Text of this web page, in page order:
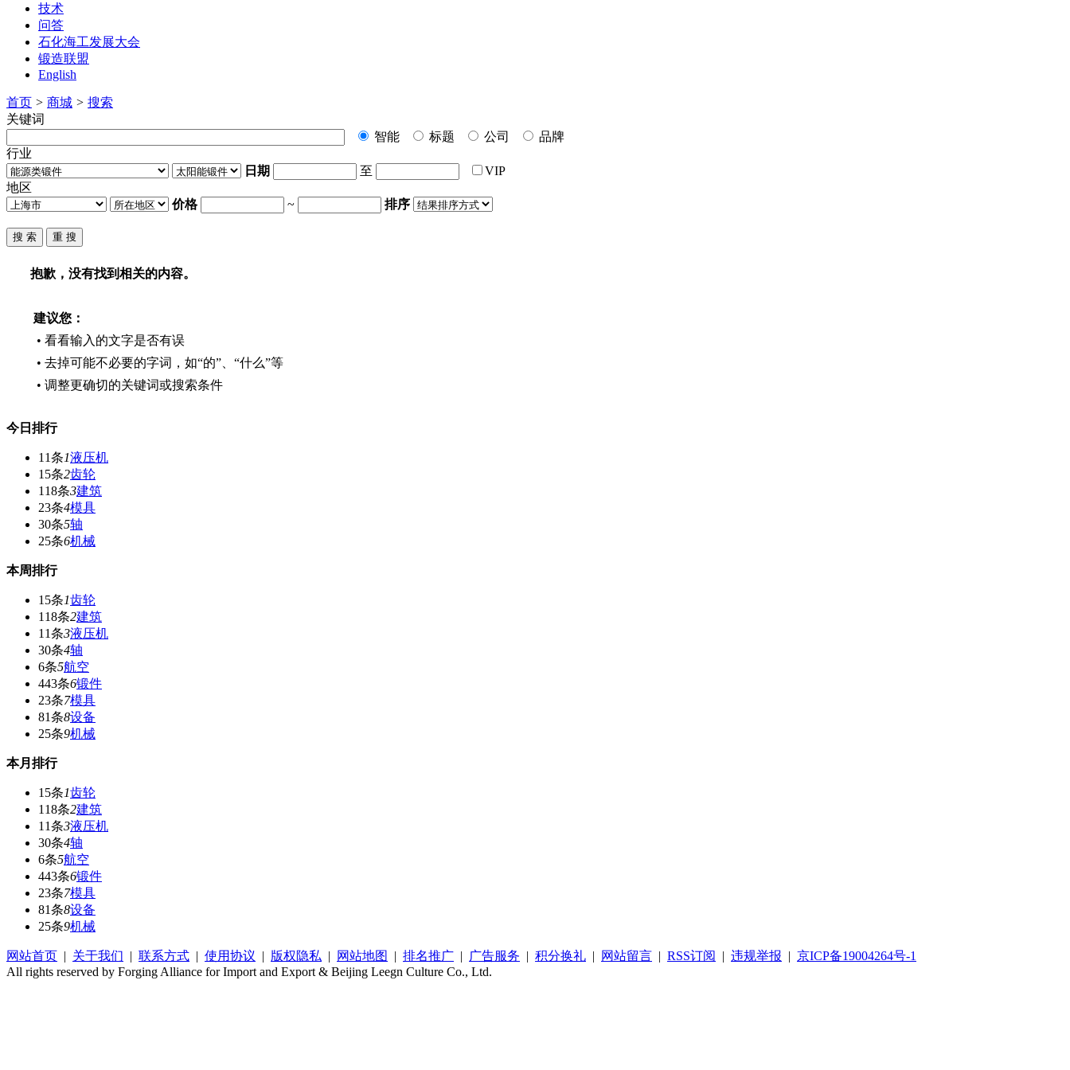
技术
问答
石化海工发展大会
锻造联盟
English
首页 > 商城 > 搜索
关键词
智能
标题 公司
品牌
行业
日期
至
VIP
地区
价格
~ 排序
抱歉，没有找到相关的内容。
建议您：
• 看看输入的文字是否有误
• 去掉可能不必要的字词，如“的”、“什么”等
• 调整更确切的关键词或搜索条件
今日排行
11条1液压机
15条2齿轮
118条3建筑
23条4模具
30条5轴
25条6机械
本周排行
15条1齿轮
118条2建筑
11条3液压机
30条4轴
6条5航空
443条6锻件
23条7模具
81条8设备
25条9机械
本月排行
15条1齿轮
118条2建筑
11条3液压机
30条4轴
6条5航空
443条6锻件
23条7模具
81条8设备
25条9机械
网站首页 | 关于我们 | 联系方式 | 使用协议 | 版权隐私 | 网站地图 | 排名推广 | 广告服务 | 积分换礼 | 网站留言 | RSS订阅 | 违规举报 | 京ICP备19004264号-1
All rights reserved by Forging Alliance for Import and Export & Beijing Leegn Culture Co., Ltd.